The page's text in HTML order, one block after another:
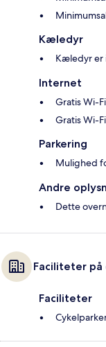
Kæledyr
Kæledyr er
Internet
Gratis Wi-
Gratis Wi-
Parkering
Mulighed
Andre
Dette
Faciliteter
Faciliteter